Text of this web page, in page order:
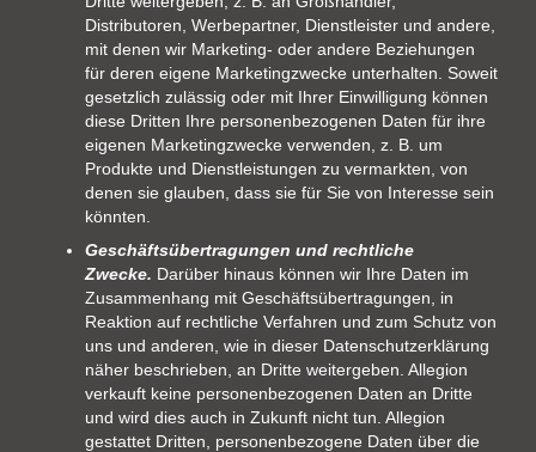
Distributoren, Werbepartner, Dienstleister und andere,
mit denen wir Marketing- oder andere Beziehungen
für deren eigene Marketingzwecke unterhalten. Soweit
gesetzlich zulässig oder mit Ihrer Einwilligung können
diese Dritten Ihre personenbezogenen Daten für ihre
eigenen Marketingzwecke verwenden, z. B. um
Produkte und Dienstleistungen zu vermarkten, von
denen sie glauben, dass sie für Sie von Interesse sein
könnten.
Geschäftsübertragungen und rechtliche
Zwecke. Darüber hinaus können wir Ihre Daten im
Zusammenhang mit Geschäftsübertragungen, in
Reaktion auf rechtliche Verfahren und zum Schutz von
uns und anderen, wie in dieser Datenschutzerklärung
näher beschrieben, an Dritte weitergeben. Allegion
verkauft keine personenbezogenen Daten an Dritte
und wird dies auch in Zukunft nicht tun. Allegion
gestattet Dritten, personenbezogene Daten über die